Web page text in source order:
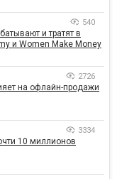
540
и тратят в
и Women Make Money
2726
на офлайн-продажи
3334
10 миллионов